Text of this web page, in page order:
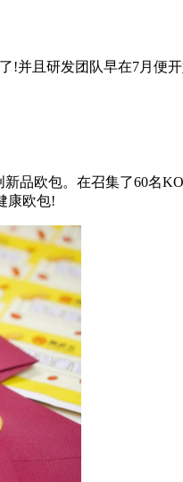
研发团队早在7月便开
欧包。在召集了60名
康欧包!